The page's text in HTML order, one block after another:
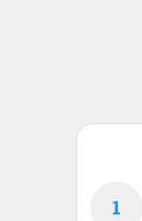
1